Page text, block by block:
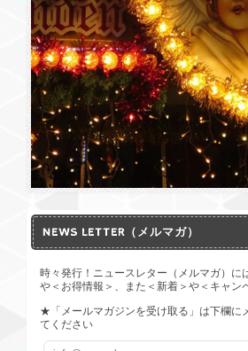
NEWS LETTER（メルマガ）
時々発行！ニュースレター（メルマガ）に
や＜お得情報＞、また＜新着＞や＜キャン
★「メールマガジンを受け取る」は下欄に
てください